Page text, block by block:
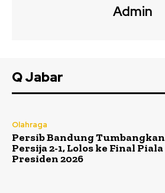
Admin
Q Jabar
Olahraga
Persib Bandung Tumbangkan
Persija 2-1, Lolos ke Final Piala
Presiden 2026